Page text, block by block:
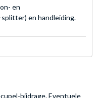
en
en handleiding.
bijdrage. Eventuele